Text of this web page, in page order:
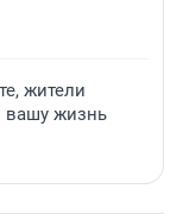
жители
вашу жизнь